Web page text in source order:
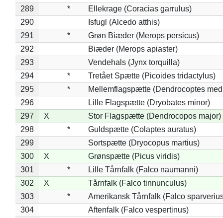
289
*
Ellekrage (Coracias garrulus)
290
Isfugl (Alcedo atthis)
291
*
Grøn Biæder (Merops persicus)
292
Biæder (Merops apiaster)
293
Vendehals (Jynx torquilla)
294
*
Tretået Spætte (Picoides tridactylus)
295
*
Mellemflagspætte (Dendrocoptes
296
Lille Flagspætte (Dryobates minor)
297
X
Stor Flagspætte (Dendrocopos major)
298
*
Guldspætte (Colaptes auratus)
299
Sortspætte (Dryocopus martius)
300
X
Grønspætte (Picus viridis)
301
*
Lille Tårnfalk (Falco naumanni)
302
X
Tårnfalk (Falco tinnunculus)
303
*
Amerikansk Tårnfalk (Falco
304
Aftenfalk (Falco vespertinus)